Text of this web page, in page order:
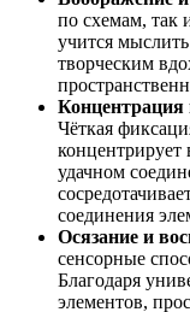
по схемам, так
учится
творческим
Чёткая
концентрирует
удачном
соединения
Осязание и
сенсорные
Благодаря
элементов,